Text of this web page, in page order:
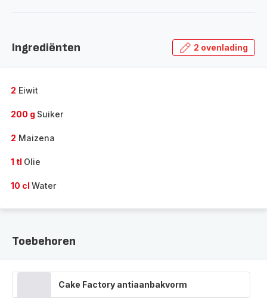
Ingrediënten 2 ovenlading
2 Eiwit
200 g Suiker
2 Maizena
1 tl Olie
10 cl Water
Toebehoren
Cake Factory antiaanbakvorm